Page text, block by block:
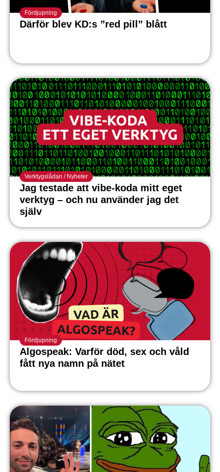
Fördjupning
Därför blev KD:s ”red pill” blått
Verktygslådan / Nyheter
Jag testade att vibe-koda mitt eget
verktyg – och nu använder jag det
själv
Fördjupning
Algospeak: Varför död, sex och våld
fått nya namn på nätet